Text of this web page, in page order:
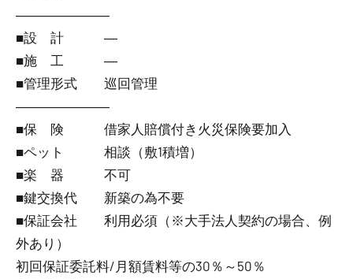
―――――――
■設 計 ―
■施 工 ―
■管理形式 巡回管理
―――――――
■保 険 借家人賠償付き火災保険要加入
■ペット 相談（敷1積増）
■楽 器 不可
■鍵交換代 新築の為不要
■保証会社 利用必須（※大手法人契約の場合、例
外あり）
初回保証委託料/月額賃料等の30％～50％